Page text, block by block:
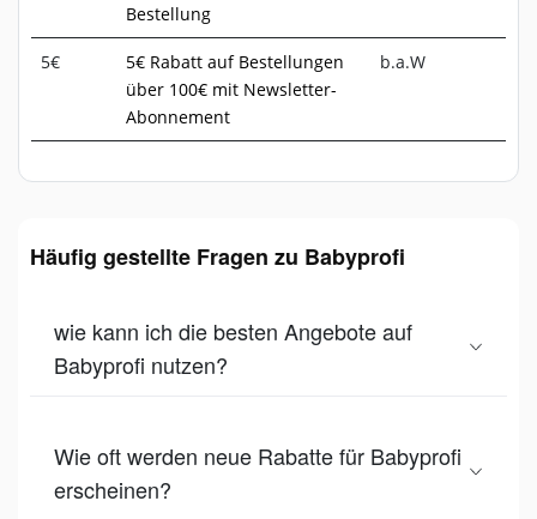
Bestellung
5€
5€ Rabatt auf Bestellungen
über 100€ mit Newsletter-
Abonnement
b.a.W
Häufig gestellte Fragen zu Babyprofi
wie kann ich die besten Angebote auf
Babyprofi nutzen?
Wie oft werden neue Rabatte für Babyprofi
erscheinen?